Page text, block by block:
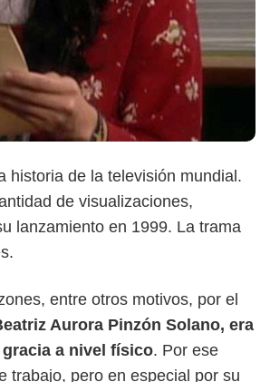
historia de la televisión mundial.
de visualizaciones,
lanzamiento en 1999. La trama
entre otros motivos, por el
Aurora Pinzón Solano, era
a nivel físico. Por ese
trabajo, pero en especial por su